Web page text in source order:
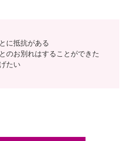
に抵抗がある
のお別れはすることができた
たい